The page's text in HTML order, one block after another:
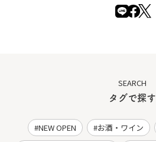
SEARCH
タグで探す
NEW OPEN お酒・ワイン